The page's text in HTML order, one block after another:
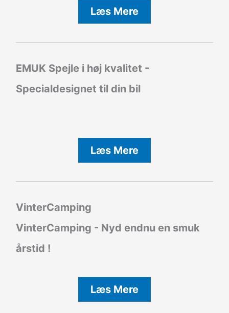
Læs Mere
EMUK Spejle i høj kvalitet -
Specialdesignet til din bil
Læs Mere
VinterCamping
VinterCamping - Nyd endnu en smuk
årstid !
Læs Mere